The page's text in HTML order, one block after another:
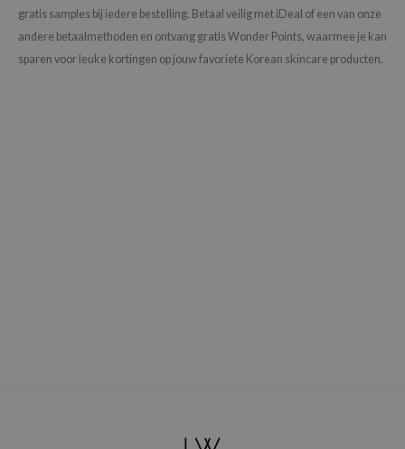
gratis samples bij iedere bestelling. Betaal veilig met iDeal of een van onze
andere betaalmethoden en ontvang gratis Wonder Points, waarmee je kan
sparen voor leuke kortingen op jouw favoriete Korean skincare producten.